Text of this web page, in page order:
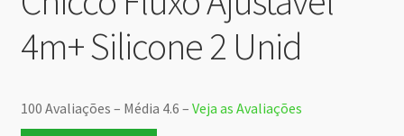
4m+ Silicone 2 Unid
100 Avaliações – Média 4.6 – Veja as Avaliações